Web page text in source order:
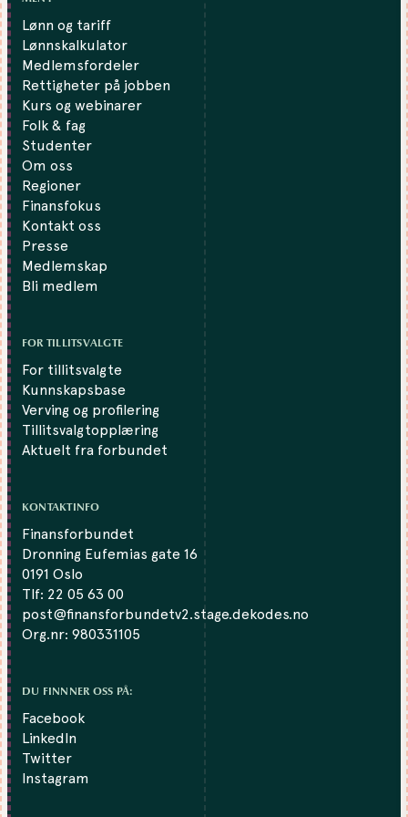
Lønn og tariff
Lønnskalkulator
Medlemsfordeler
Rettigheter på jobben
Kurs og webinarer
Folk & fag
Studenter
Om oss
Regioner
Finansfokus
Kontakt oss
Presse
Medlemskap
Bli medlem
FOR TILLITSVALGTE
For tillitsvalgte
Kunnskapsbase
Verving og profilering
Tillitsvalgtopplæring
Aktuelt fra forbundet
KONTAKTINFO
Finansforbundet
Dronning Eufemias gate 16
0191 Oslo
Tlf: 22 05 63 00
post@finansforbundetv2.stage.dekodes.no
Org.nr: 980331105
DU FINNNER OSS PÅ:
Facebook
LinkedIn
Twitter
Instagram